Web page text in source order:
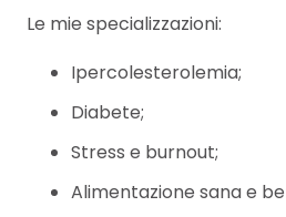
Le mie specializzazioni:
Ipercolesterolemia;
Diabete;
Stress e burnout;
Alimentazione sana e